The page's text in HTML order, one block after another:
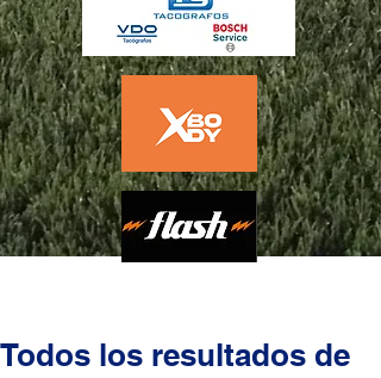
Todos los resultados de